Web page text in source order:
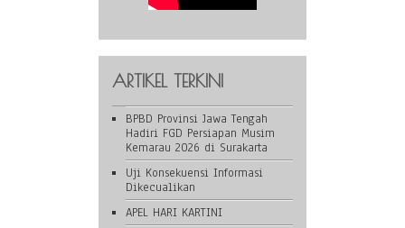
ARTIKEL TERKINI
BPBD Provinsi Jawa Tengah
Hadiri FGD Persiapan Musim
Kemarau 2026 di Surakarta
Uji Konsekuensi Informasi
Dikecualikan
APEL HARI KARTINI